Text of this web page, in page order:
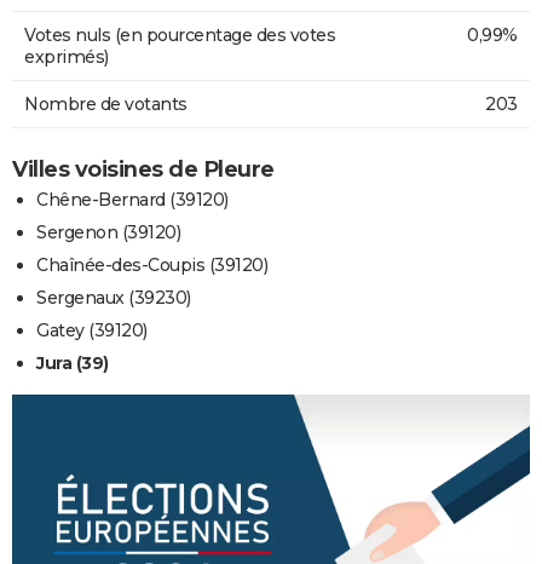
Votes nuls (en pourcentage des votes
exprimés)
0,99%
Nombre de votants 203
Villes voisines de Pleure
Chêne-Bernard (39120)
Sergenon (39120)
Chaînée-des-Coupis (39120)
Sergenaux (39230)
Gatey (39120)
Jura (39)